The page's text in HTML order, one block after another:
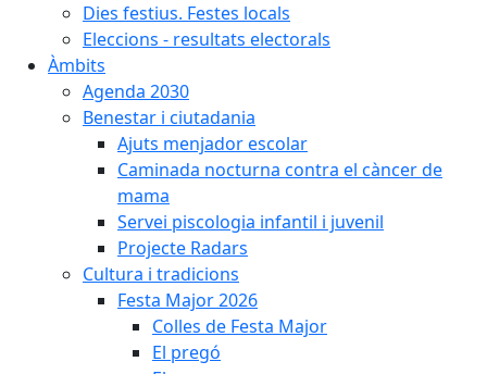
Dies festius. Festes locals
Eleccions - resultats electorals
Àmbits
Agenda 2030
Benestar i ciutadania
Ajuts menjador escolar
Caminada nocturna contra el càncer de
mama
Servei piscologia infantil i juvenil
Projecte Radars
Cultura i tradicions
Festa Major 2026
Colles de Festa Major
El pregó